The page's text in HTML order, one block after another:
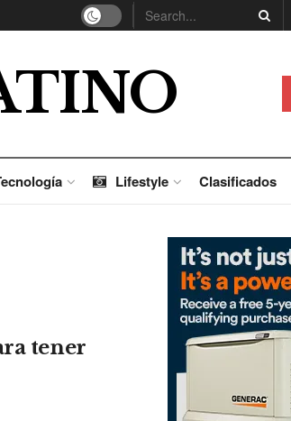
Lifestyle Clasificados
tener